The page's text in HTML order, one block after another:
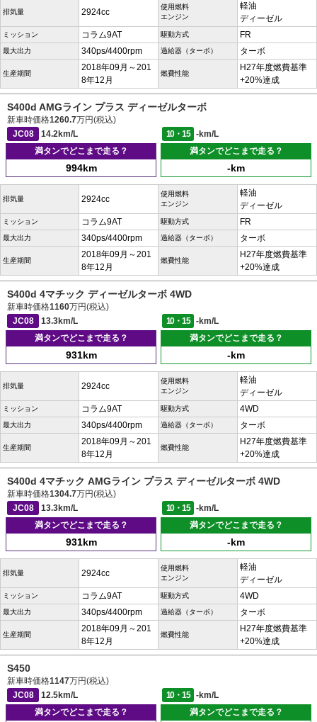
排気量 2924cc
使用燃料
エンジン
軽油
ディーゼル
ミッション コラム9AT 駆動方式 FR
最大出力 340ps/4400rpm 過給器（ターボ） ターボ
生産期間
2018年09月～201
8年12月
燃費性能
H27年度燃費基準
+20%達成
S400d AMGライン プラス ディーゼルターボ
新車時価格1260.7万円(税込)
JC08
14.2km/L 10・15
-km/L
満タンでどこまで走る？
994km
満タンでどこまで走る？
-km
排気量 2924cc
使用燃料
エンジン
軽油
ディーゼル
ミッション コラム9AT 駆動方式 FR
最大出力 340ps/4400rpm 過給器（ターボ） ターボ
生産期間
2018年09月～201
8年12月
燃費性能
H27年度燃費基準
+20%達成
S400d 4マチック ディーゼルターボ 4WD
新車時価格1160万円(税込)
JC08
13.3km/L 10・15
-km/L
満タンでどこまで走る？
931km
満タンでどこまで走る？
-km
排気量 2924cc
使用燃料
エンジン
軽油
ディーゼル
ミッション コラム9AT 駆動方式 4WD
最大出力 340ps/4400rpm 過給器（ターボ） ターボ
生産期間
2018年09月～201
8年12月
燃費性能
H27年度燃費基準
+20%達成
S400d 4マチック AMGライン プラス ディーゼルターボ 4WD
新車時価格1304.7万円(税込)
JC08
13.3km/L 10・15
-km/L
満タンでどこまで走る？
931km
満タンでどこまで走る？
-km
排気量 2924cc
使用燃料
エンジン
軽油
ディーゼル
ミッション コラム9AT 駆動方式 4WD
最大出力 340ps/4400rpm 過給器（ターボ） ターボ
生産期間
2018年09月～201
8年12月
燃費性能
H27年度燃費基準
+20%達成
S450
新車時価格1147万円(税込)
JC08
12.5km/L 10・15
-km/L
満タンでどこまで走る？
満タンでどこまで走る？